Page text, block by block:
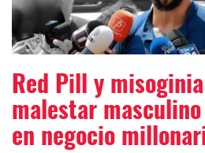
Red Pill y
malestar
en negocio